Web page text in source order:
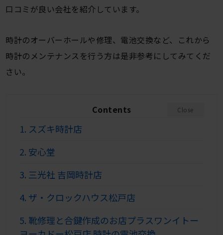
口コミが良い会社を紹介しています。
時計のオーバーホールや修理、電池交換など、これから
時計のメンテナンスを行う方は是非参考にしてみてくだ
さい。
Contents Close
1. スズキ時計店
2. 安心堂
3. 三光社 吉岡時計店
4. ザ・クロックハウス松戸店
5. 靴修理と合鍵作成のお店プラスワンイトー